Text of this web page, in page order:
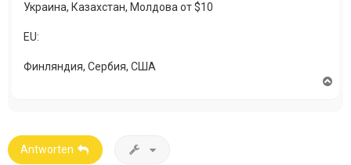
Украина, Казахстан, Молдова от $10
EU:
Финляндия, Сербия, США
Antworten